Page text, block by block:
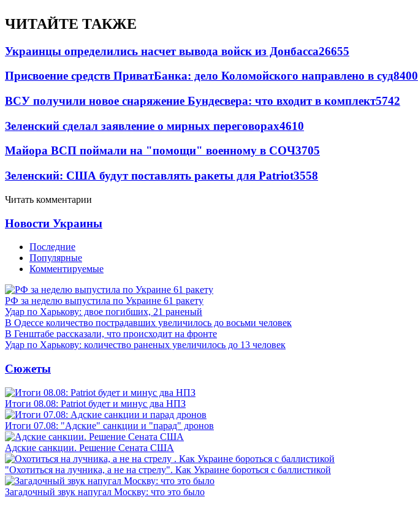
ЧИТАЙТЕ ТАКЖЕ
Украинцы определились насчет вывода войск из Донбасса26655
Присвоение средств ПриватБанка: дело Коломойского направлено в суд8400
ВСУ получили новое снаряжение Бундесвера: что входит в комплект5742
Зеленский сделал заявление о мирных переговорах4610
Майора ВСП поймали на "помощи" военному в СОЧ3705
Зеленский: США будут поставлять ракеты для Patriot3558
Читать комментарии
Новости Украины
Последние
Популярные
Комментируемые
РФ за неделю выпустила по Украине 61 ракету
Удар по Харькову: двое погибших, 21 раненый
В Одессе количество пострадавших увеличилось до восьми человек
В Генштабе рассказали, что происходит на фронте
Удар по Харькову: количество раненых увеличилось до 13 человек
Сюжеты
Итоги 08.08: Patriot будет и минус два НПЗ
Итоги 07.08: "Адские" санкции и "парад" дронов
Адские санкции. Решение Сената США
"Охотиться на лучника, а не на стрелу". Как Украине бороться с баллистикой
Загадочный звук напугал Москву: что это было